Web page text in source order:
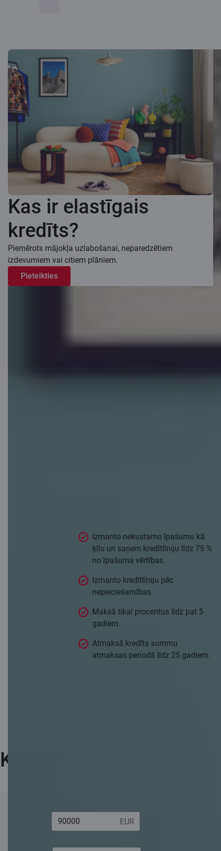
Kas ir elastīgais
kredīts?
Piemērots mājokļa uzlabošanai, neparedzētiem
izdevumiem vai citiem plāniem.
Pieteikties
Kā strādā
Izmanto nekustamo īpašumu kā
ķīlu un saņem kredītlīniju līdz 75 %
no īpašuma vērtības.
Izmanto kredītlīniju pēc
nepieciešamības.
Maksā tikai procentus līdz pat 5
gadiem.
Atmaksā kredīta summu
atmaksas periodā līdz 25 gadiem.
Kalkulators
Kopējā
atmaksājamā